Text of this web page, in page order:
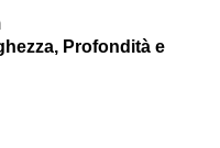
Profondità e